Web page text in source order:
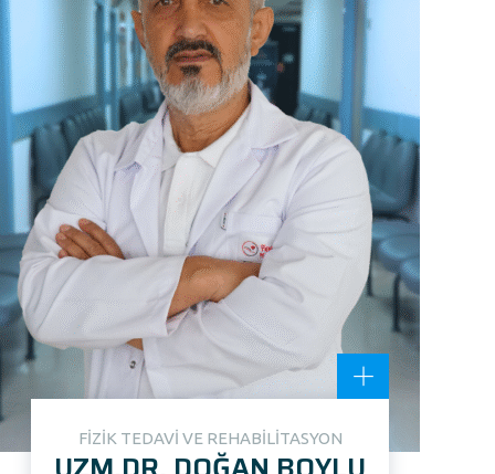
FİZİK TEDAVİ VE REHABİLİTASYON